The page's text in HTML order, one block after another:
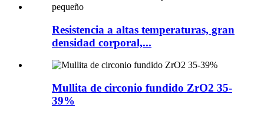
Resistencia a altas temperaturas, gran
densidad corporal,...
Mullita de circonio fundido ZrO2 35-
39%